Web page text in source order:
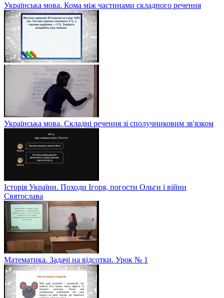
Українська мова. Кома між частинами складного речення
Українська мова. Складні речення зі сполучниковим зв'язком
Історія України. Походи Ігоря, погости Ольги і війни
Святослава
Математика. Задачі на відсотки. Урок № 1